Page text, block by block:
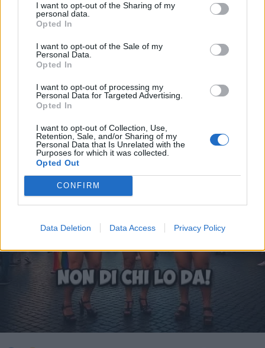
I want to opt-out of the Sharing of my
personal data.
Opted In
I want to opt-out of the Sale of my
Personal Data.
Opted In
I want to opt-out of processing my
Personal Data for Targeted Advertising.
Opted In
I want to opt-out of Collection, Use,
Retention, Sale, and/or Sharing of my
Personal Data that Is Unrelated with the
Purposes for which it was collected.
Opted Out
CONFIRM
Data Deletion Data Access Privacy Policy
4 Luglio- 5.121 visualizzazioni